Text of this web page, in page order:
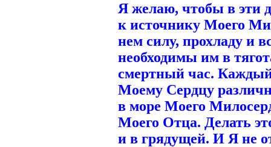
Я желаю, чтобы в эти
к источнику Моего
нем силу, прохладу и
необходимы им в
смертный час.
Моему Сердцу
в море Моего
Моего Отца. Делать
и в грядущей. И Я не